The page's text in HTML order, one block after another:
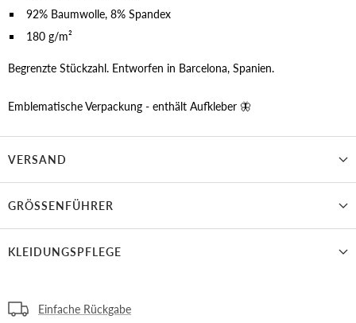
92% Baumwolle, 8% Spandex
180 g/m²
Begrenzte Stückzahl. Entworfen in Barcelona, Spanien.
Emblematische Verpackung - enthält Aufkleber 🦋
VERSAND
GRÖSSENFÜHRER
KLEIDUNGSPFLEGE
Einfache Rückgabe